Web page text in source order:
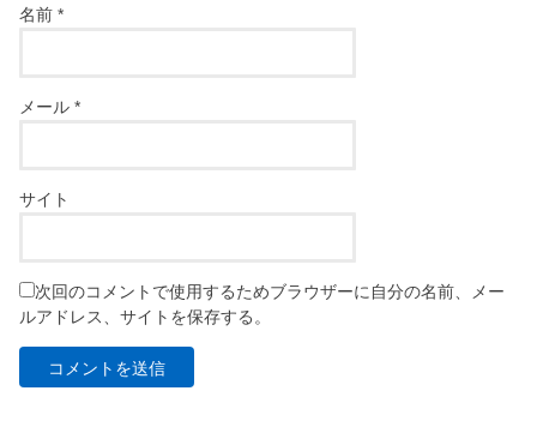
名前*
メール*
サイト
次回のコメントで使用するためブラウザーに自分の名前、メー
ルアドレス、サイトを保存する。